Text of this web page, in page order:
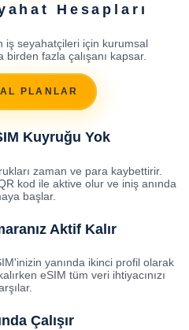
Hesapları
iş seyahatçileri için kurumsal
birden fazla çalışanı kapsar.
PLANLAR
Kuyruğu Yok
zaman ve para kaybettirir.
kod ile aktive olur ve iniş anında
başlar.
Aktif Kalır
yanında ikinci profil olarak
eSIM tüm veri ihtiyacınızı
Çalışır